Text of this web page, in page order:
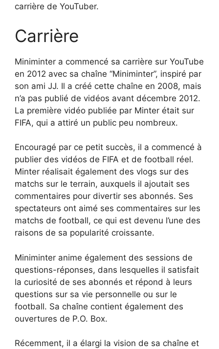
carrière de YouTuber.
Carrière
Miniminter a commencé sa carrière sur YouTube
en 2012 avec sa chaîne “Miniminter”, inspiré par
son ami JJ. Il a créé cette chaîne en 2008, mais
n’a pas publié de vidéos avant décembre 2012.
La première vidéo publiée par Minter était sur
FIFA, qui a attiré un public peu nombreux.
Encouragé par ce petit succès, il a commencé à
publier des vidéos de FIFA et de football réel.
Minter réalisait également des vlogs sur des
matchs sur le terrain, auxquels il ajoutait ses
commentaires pour divertir ses abonnés. Ses
spectateurs ont aimé ses commentaires sur les
matchs de football, ce qui est devenu l’une des
raisons de sa popularité croissante.
Miniminter anime également des sessions de
questions-réponses, dans lesquelles il satisfait
la curiosité de ses abonnés et répond à leurs
questions sur sa vie personnelle ou sur le
football. Sa chaîne contient également des
ouvertures de P.O. Box.
Récemment, il a élargi la vision de sa chaîne et